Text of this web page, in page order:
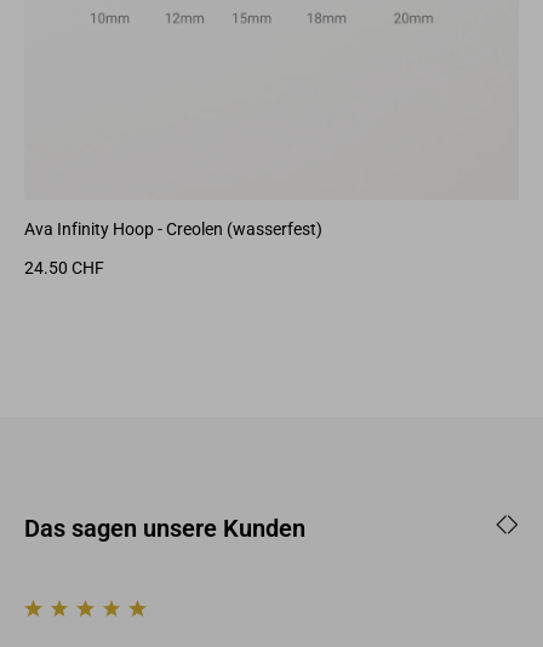
Ava Infinity Hoop - Creolen (wasserfest)
24.50 CHF
Das sagen unsere Kunden